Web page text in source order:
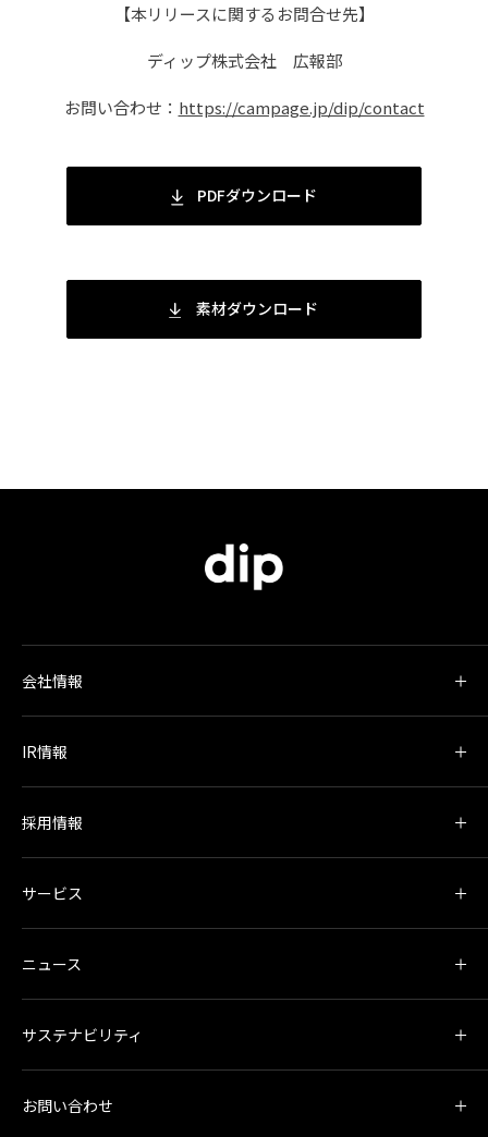
【本リリースに関するお問合せ先】
ディップ株式会社 広報部
お問い合わせ： https://campage.jp/dip/contact
PDFダウンロード
素材ダウンロード
会社情報
IR情報
採用情報
サービス
ニュース
サステナビリティ
お問い合わせ